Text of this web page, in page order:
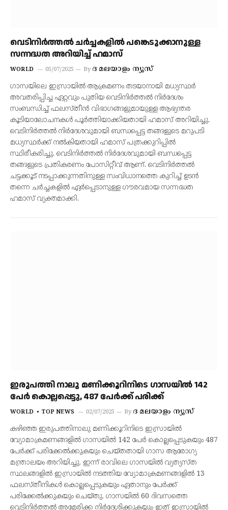
വെടിനിര്‍ത്തല്‍ ചര്‍ച്ചകളില്‍ പങ്കെടുക്കാനുള്ള
സന്നദ്ധത അറിയിച്ച് ഹമാസ്
WORLD 05/07/2025 By ദ മലയാളം ന്യൂസ്
ഗാസയിലെ ഇസ്രായില്‍ ആക്രമണം തടയാനായി മധ്യസ്ഥര്‍
അവതരിപ്പിച്ച ഏറ്റവും പുതിയ വെടിനിര്‍ത്തല്‍ നിര്‍ദേശം
സംബന്ധിച്ച് ഫലസ്തീന്‍ വിഭാഗങ്ങളുമായുള്ള ആഭ്യന്തര
കൂടിയാലോചനകള്‍ പൂര്‍ത്തിയാക്കിയതായി ഹമാസ് അറിയിച്ചു.
വെടിനിര്‍ത്തല്‍ നിര്‍ദേശവുമായി ബന്ധപ്പെട്ട തങ്ങളുടെ മറുപടി
മധ്യസ്ഥര്‍ക്ക് നല്‍കിയതായി ഹമാസ് പത്രക്കുറിപ്പില്‍
സ്ഥിരീകരിച്ചു. വെടിനിര്‍ത്തല്‍ നിര്‍ദേശവുമായി ബന്ധപ്പെട്ട
തങ്ങളുടെ പ്രതികരണം പോസിറ്റീവ് ആണ്. വെടിനിര്‍ത്തല്‍
ചട്ടക്കൂട് നടപ്പാക്കുന്നതിനുള്ള സംവിധാനത്തെ കുറിച്ച് ഉടന്‍
തന്നെ ചര്‍ച്ചകളില്‍ ഏര്‍പ്പെടാനുള്ള ഗൗരവമായ സന്നദ്ധത
ഹമാസ് വ്യക്തമാക്കി.
ഇരുപത്തി നാലു മണിക്കൂറിനിടെ ഗാസയില്‍ 142
പേര്‍ കൊല്ലപ്പെട്ടു, 487 പേര്‍ക്ക് പരിക്ക്
WORLD TOP NEWS 02/07/2025 By ദ മലയാളം ന്യൂസ്
കഴിഞ്ഞ ഇരുപത്തിനാലു മണിക്കൂറിനിടെ ഇസ്രായില്‍
വ്യോമാക്രമണങ്ങളില്‍ ഗാസയില്‍ 142 പേര്‍ കൊല്ലപ്പെടുകയും 487
പേര്‍ക്ക് പരിക്കേല്‍ക്കുകയും ചെയ്തതായി ഗാസ ആരോഗ്യ
മന്ത്രാലയം അറിയിച്ചു. ഇന്ന് രാവിലെ ഗാസയില്‍ വ്യത്യസ്ത
സ്ഥലങ്ങളില്‍ ഇസ്രായില്‍ നടത്തിയ വ്യോമാക്രമണങ്ങളില്‍ 13
ഫലസ്തീനികള്‍ കൊല്ലപ്പെടുകയും ഏതാനും പേര്‍ക്ക്
പരിക്കേല്‍ക്കുകയും ചെയ്തു. ഗാസയില്‍ 60 ദിവസത്തെ
വെടിനിര്‍ത്തല്‍ അമേരിക്ക നിര്‍ദേശിക്കുകയും ഇത് ഇസ്രായില്‍